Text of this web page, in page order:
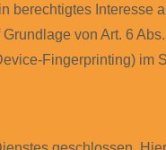
berechtigtes
von Art. 6
Fingerprinting)